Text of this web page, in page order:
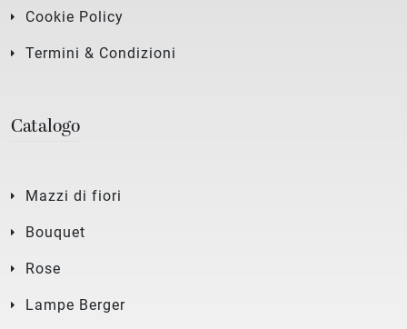
Cookie Policy
Termini & Condizioni
Catalogo
Mazzi di fiori
Bouquet
Rose
Lampe Berger